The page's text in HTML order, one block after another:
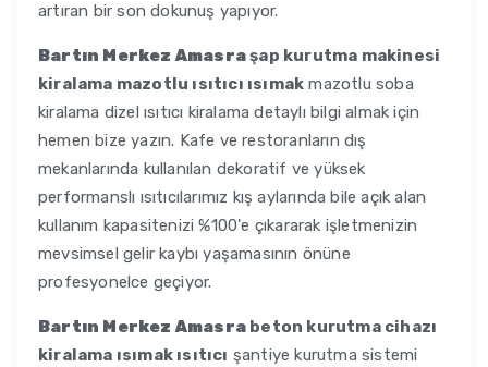
artıran bir son dokunuş yapıyor.
Bartın Merkez Amasraşap kurutma makinesi
kiralama mazotlu ısıtıcı ısımak mazotlu soba
kiralama dizel ısıtıcı kiralama detaylı bilgi almak için
hemen bize yazın. Kafe ve restoranların dış
mekanlarında kullanılan dekoratif ve yüksek
performanslı ısıtıcılarımız kış aylarında bile açık alan
kullanım kapasitenizi %100'e çıkararak işletmenizin
mevsimsel gelir kaybı yaşamasının önüne
profesyonelce geçiyor.
Bartın Merkez Amasra beton kurutma cihazı
kiralama ısımak ısıtıcı şantiye kurutma sistemi